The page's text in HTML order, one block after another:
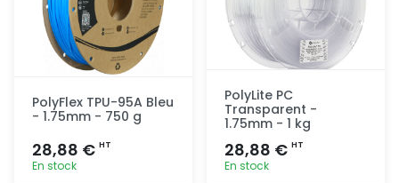
PolyFlex TPU-95A Bleu
- 1.75mm - 750 g
28,88 € HT
En stock
PolyLite PC
Transparent -
1.75mm - 1 kg
28,88 € HT
En stock